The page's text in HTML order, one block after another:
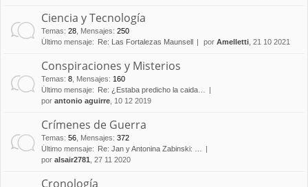
Ciencia y Tecnología
Temas: 28 Mensajes: 250
Último mensaje:
Re: Las Fortalezas Maunsell por Amelletti , 21 10 2021
Conspiraciones y Misterios
Temas: 8 Mensajes: 160
Último mensaje:
Re: ¿Estaba predicho la caida…
por antonio aguirre , 10 12 2019
Crímenes de Guerra
Temas: 56 Mensajes: 372
Último mensaje:
Re: Jan y Antonina Zabinski: …
por alsair2781 , 27 11 2020
Cronología